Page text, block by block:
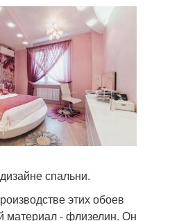
спальни.
этих обоев
материал - флизелин. Он